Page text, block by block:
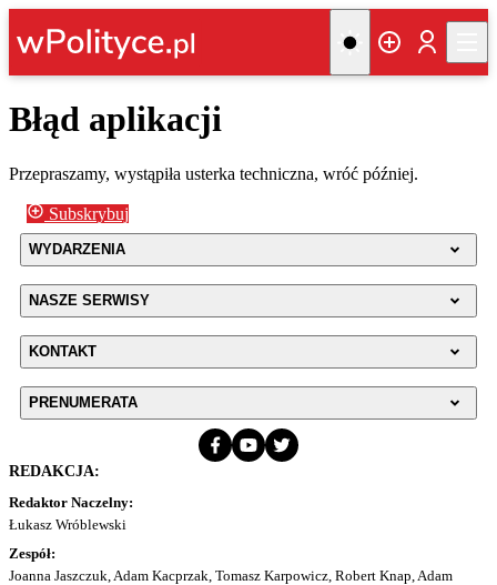
Błąd aplikacji
Przepraszamy, wystąpiła usterka techniczna, wróć później.
Subskrybuj
WYDARZENIA
NASZE SERWISY
KONTAKT
PRENUMERATA
REDAKCJA:
Redaktor Naczelny:
Łukasz Wróblewski
Zespół:
Joanna Jaszczuk, Adam Kacprzak, Tomasz Karpowicz, Robert Knap, Adam